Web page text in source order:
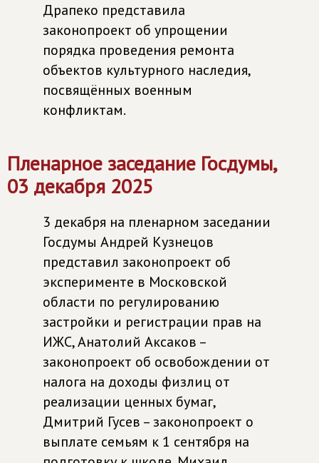
Драпеко представила
законопроект об упрощении
порядка проведения ремонта
объектов культурного наследия,
посвящённых военным
конфликтам.
Пленарное заседание Госдумы,
03 декабря 2025
3 декабря на пленарном заседании
Госдумы Андрей Кузнецов
представил законопроект об
эксперименте в Московской
области по регулированию
застройки и регистрации прав на
ИЖС, Анатолий Аксаков –
законопроект об освобождении от
налога на доходы физлиц от
реализации ценных бумаг,
Дмитрий Гусев – законопроект о
выплате семьям к 1 сентября на